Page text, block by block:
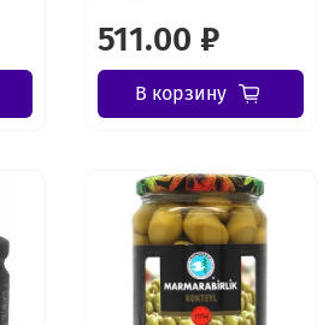
511.00 ₽
В корзину